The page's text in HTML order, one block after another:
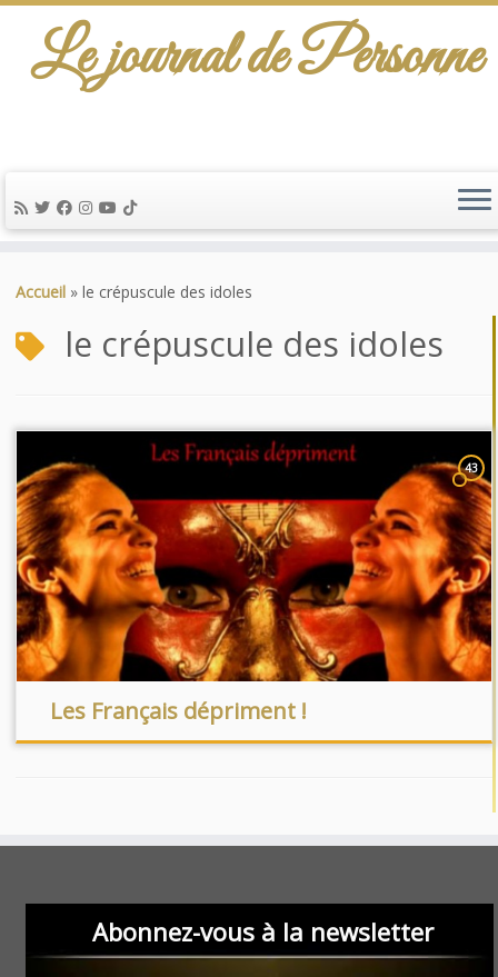
au
Le journal de Personne
Accueil » le crépuscule des idoles
le crépuscule des idoles
43
Les Français dépriment !
Abonnez-vous à la newsletter